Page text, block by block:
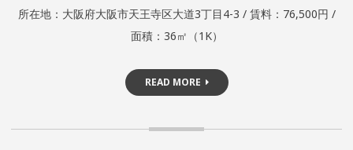
所在地：大阪府大阪市天王寺区大道3丁目4-3 / 賃料：76,500円 /
面積：36㎡（1K）
READ MORE